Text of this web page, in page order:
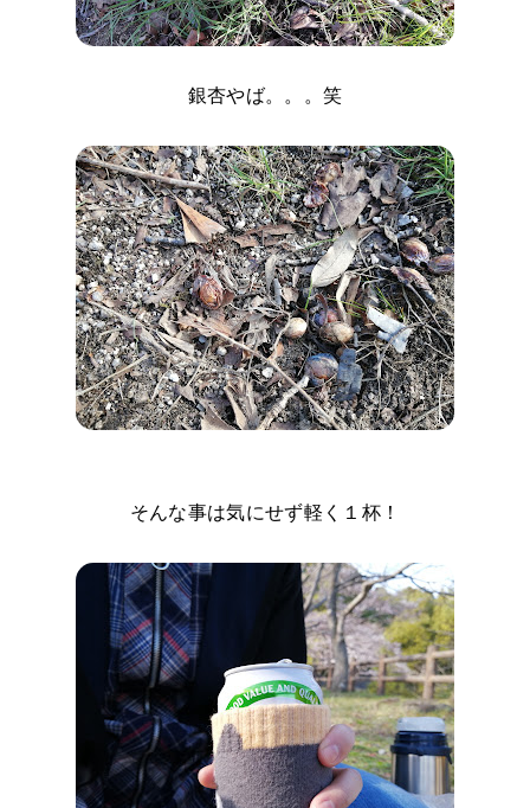
銀杏やば。。。笑
そんな事は気にせず軽く１杯！